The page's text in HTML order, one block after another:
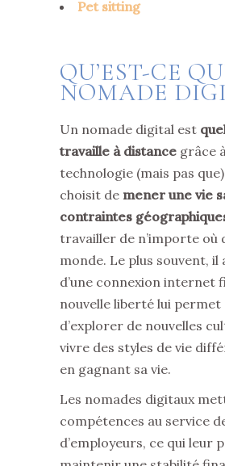
Pet sitting
QU’EST-CE
NOMADE
Un nomade digital est
travaille à distance grâce
technologie (mais pas
choisit de mener une vie
contraintes
travailler de n’importe où
monde. Le plus souvent, il
d’une connexion internet
nouvelle liberté lui permet
d’explorer de nouvelles
vivre des styles de vie
en gagnant sa vie.
Les nomades digitaux
compétences au service
d’employeurs, ce qui leur